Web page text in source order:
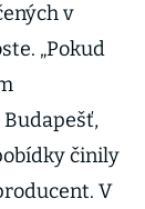
v
„Pokud
činily
V